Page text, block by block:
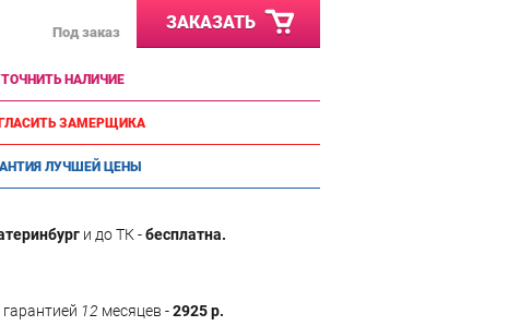
Под заказ ЗАКАЗАТЬ
НАЛИЧИЕ
ЗАМЕРЩИКА
ЛУЧШЕЙ ЦЕНЫ
и до ТК -бесплатна.
12 месяцев -2925 р.